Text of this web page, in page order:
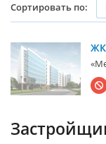
Сортировать по:
ЖК